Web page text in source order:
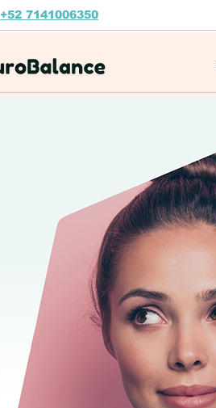
+52 7141006350